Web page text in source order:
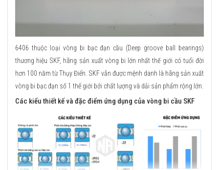
6406 thuộc loại vòng bi bạc đạn cầu (Deep groove ball bearings)
thương hiệu SKF, hãng sản xuất vòng bi lớn nhất thế giới có tuổi đời
hơn 100 năm từ Thụy Điển. SKF vẫn được mệnh danh là hãng sản xuất
vòng bi bạc đạn số 1 thế giới bởi chất lượng và dải sản phẩm rộng lớn.
Các kiểu thiết kế và đặc điểm ứng dụng của vòng bi cầu SKF